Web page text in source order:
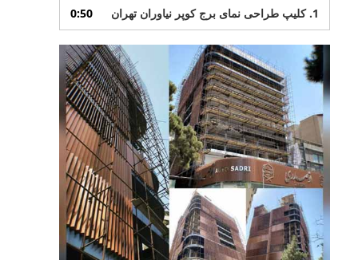
1. کلیپ طراحی نمای برج کوپر نیاوران تهران 0:50